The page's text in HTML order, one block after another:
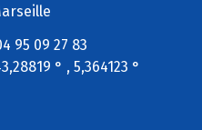
95 09 27 83
° , 5,364123 °